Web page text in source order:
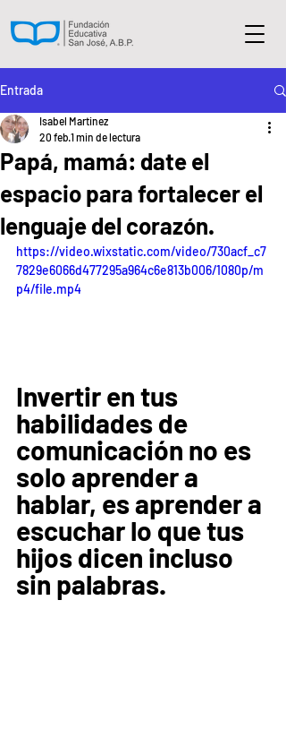
Entrada
Papá, mamá: date el
espacio para fortalecer el
lenguaje del corazón.
Isabel Martinez
20 feb 1 min de lectura
https://video.wixstatic.com/video/730acf_c7
7829e6066d477295a964c6e813b006/1080p/m
p4/file.mp4
Invertir en tus
habilidades de
comunicación no es
solo aprender a
hablar, es aprender a
escuchar lo que tus
hijos dicen incluso
sin palabras.